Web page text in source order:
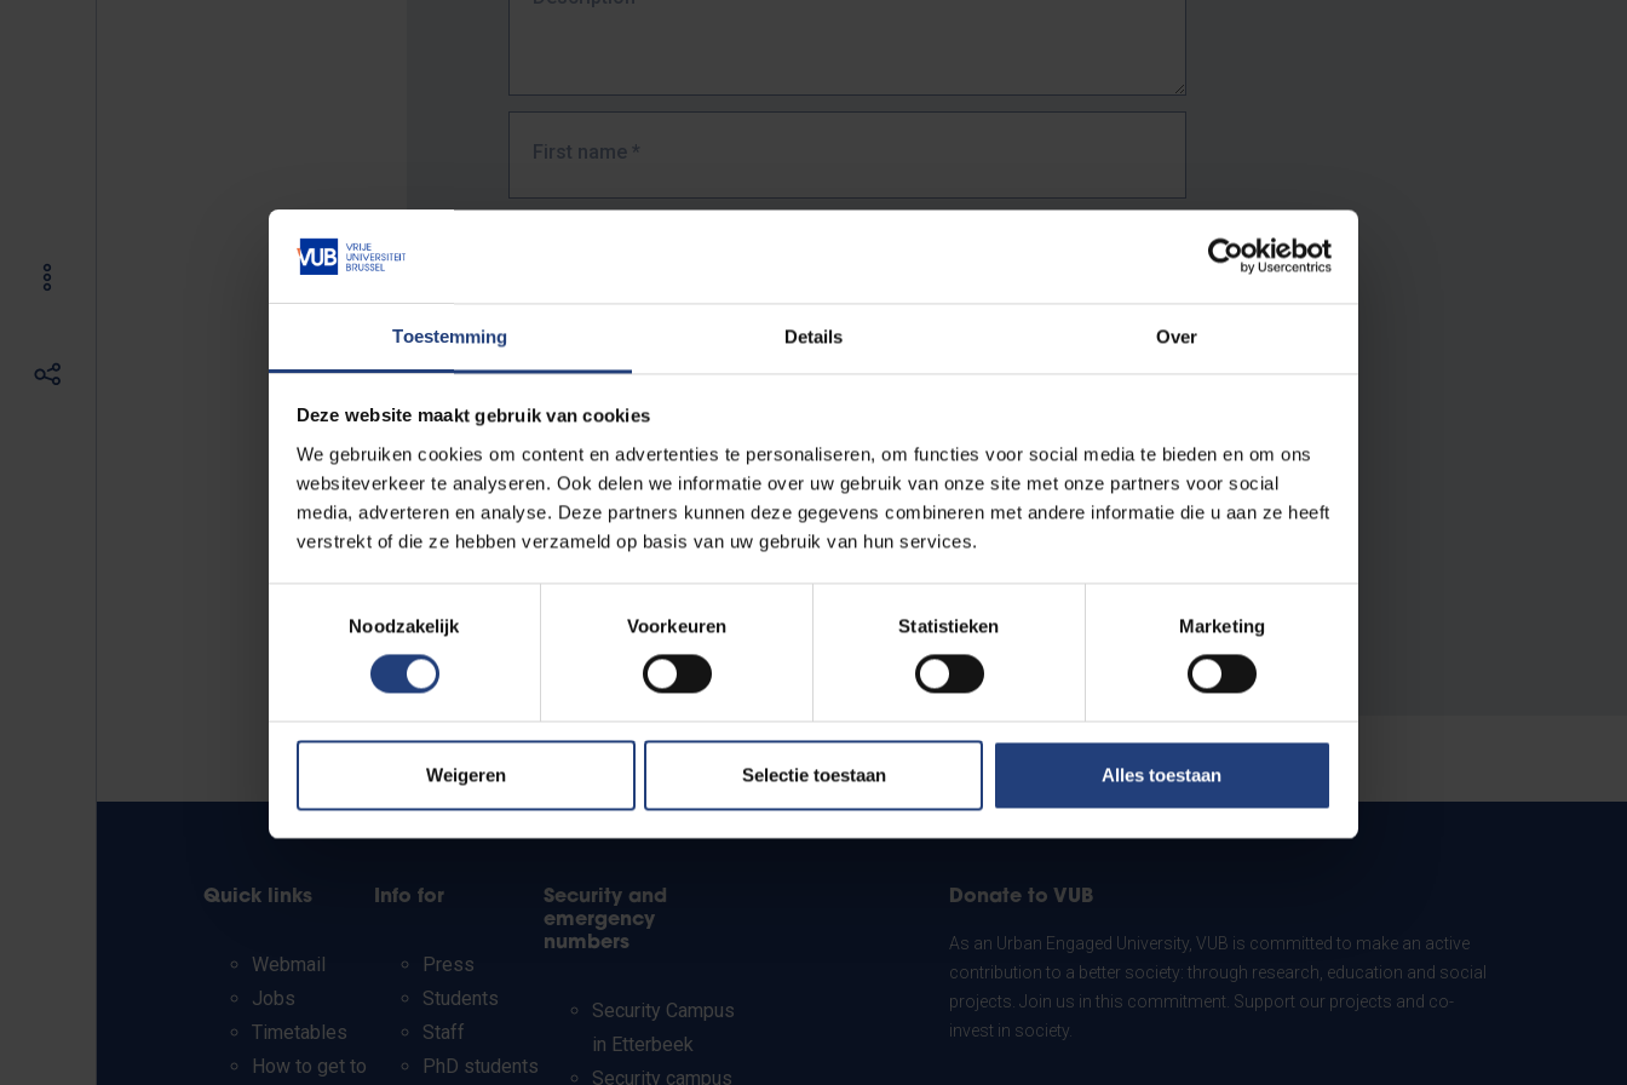
Toestemming Details Over
Deze website maakt gebruik van cookies
We gebruiken cookies om content en advertenties te personaliseren, om functies voor social media te bieden en om ons
websiteverkeer te analyseren. Ook delen we informatie over uw gebruik van onze site met onze partners voor social
media, adverteren en analyse. Deze partners kunnen deze gegevens combineren met andere informatie die u aan ze heeft
verstrekt of die ze hebben verzameld op basis van uw gebruik van hun services.
Noodzakelijk
Voorkeuren Statistieken Marketing
Weigeren Selectie toestaan Alles toestaan
First name *
The full URL of the page where you encountered the error.
E.g. https://www.vub.be/nl/studeren-aan-de-vub/alle-opleidingen
Quick links
Webmail
Jobs
Timetables
How to get to
Info for
Press
Students
Staff
PhD students
Security and
emergency
numbers
Security Campus
in Etterbeek
Security campus
Donate to VUB
As an Urban Engaged University, VUB is committed to make an active
contribution to a better society: through research, education and social
projects. Join us in this commitment. Support our projects and co-
invest in society.